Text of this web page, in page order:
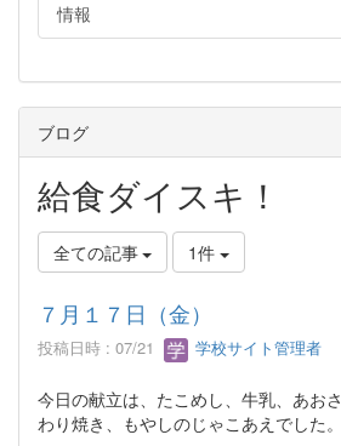
情報
ブログ
給食ダイスキ！
全ての記事 1件
７月１７日（金）
投稿日時 : 07/21 学校サイト管理者
今日の献立は、たこめし、牛乳、あお
わり焼き、もやしのじゃこあえでした。